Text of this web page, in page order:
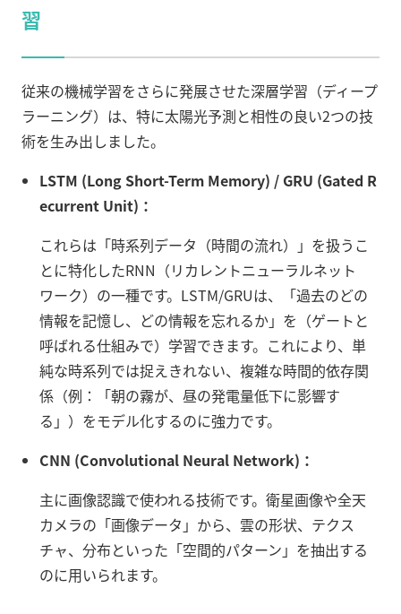
習
従来の機械学習をさらに発展させた深層学習（ディープ
ラーニング）は、特に太陽光予測と相性の良い2つの技
術を生み出しました。
LSTM (Long Short-Term Memory) / GRU (Gated R
ecurrent Unit)：
これらは「時系列データ（時間の流れ）」を扱うこ
とに特化したRNN（リカレントニューラルネット
ワーク）の一種です。LSTM/GRUは、「過去のどの
情報を記憶し、どの情報を忘れるか」を（ゲートと
呼ばれる仕組みで）学習できます。これにより、単
純な時系列では捉えきれない、複雑な時間的依存関
係（例：「朝の霧が、昼の発電量低下に影響す
る」）をモデル化するのに強力です。
CNN (Convolutional Neural Network)：
主に画像認識で使われる技術です。衛星画像や全天
カメラの「画像データ」から、雲の形状、テクス
チャ、分布といった「空間的パターン」を抽出する
のに用いられます。